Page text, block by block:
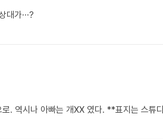
가···?
. 역시나 아빠는 개XX 였다. **표지는 스튜